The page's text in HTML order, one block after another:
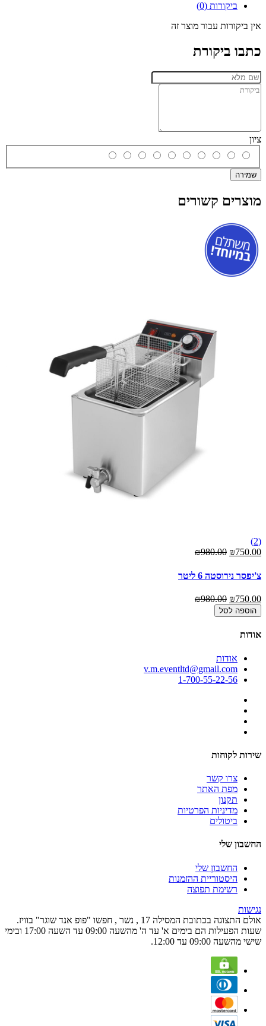
ביקורות (0)
אין ביקורות עבור מוצר זה
כתבו ביקורת
ציון
שמירה
מוצרים קשורים
(2)
₪750.00
₪980.00
צ'יפסר נירוסטה 6 ליטר
₪750.00
₪980.00
הוספה לסל
אודות
אודות
v.m.eventltd@gmail.com
1-700-55-22-56
שירות לקוחות
צרו קשר
מפת האתר
תקנון
מדיניות הפרטיות
ביטולים
החשבון שלי
החשבון שלי
היסטוריית ההזמנות
רשימת תפוצה
נגישות
אולם התצוגה בכתובת המסילה 17 , נשר , חפשו "פופ אנד שוגר" בוויז.
שעות הפעילות הם בימים א' עד ה' מהשעה 09:00 עד השעה 17:00 ובימי
שישי מהשעה 09:00 עד 12:00.